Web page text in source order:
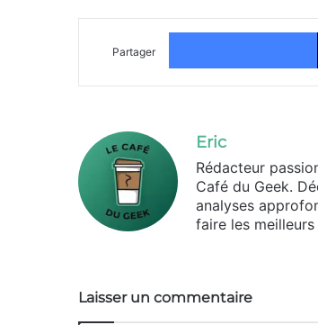
Partager
Eric
Rédacteur
Café du Geek.
analyses
faire les
Laisser un commentaire